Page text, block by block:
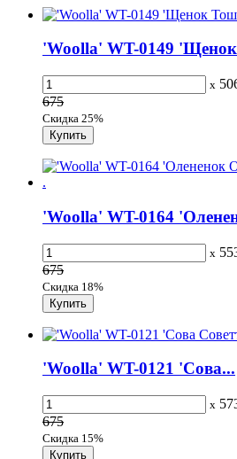
'Woolla' WT-0149
x
675
Скидка 25%
'Woolla' WT-0164
x
675
Скидка 18%
'Woolla' WT-0121 'Сова...
x
675
Скидка 15%